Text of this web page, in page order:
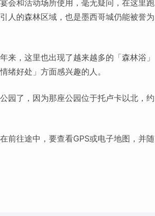
会和活动场所使用，毫无疑问，在这里跑
人的森林区域，也是墨西哥城仍能被誉为
来，这里也出现了越来越多的「森林浴」
绪好处」方面感兴趣的人。
园了，因为那座公园位于托卢卡以北，约
前往途中，要查看GPS或电子地图，并随